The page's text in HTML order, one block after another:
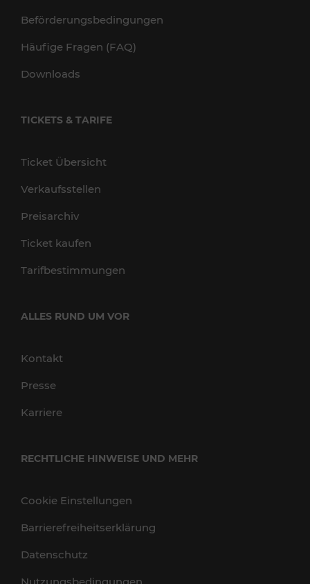
Beförderungsbedingungen
Häufige Fragen (FAQ)
Downloads
TICKETS & TARIFE
Ticket Übersicht
Verkaufsstellen
Preisarchiv
Ticket kaufen
Tarifbestimmungen
ALLES RUND UM VOR
Kontakt
Presse
Karriere
RECHTLICHE HINWEISE UND MEHR
Cookie Einstellungen
Barrierefreiheitserklärung
Datenschutz